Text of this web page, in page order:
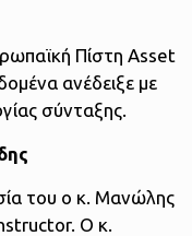
Πίστη Asset
ανέδειξε με
σύνταξης.
του ο κ. Μανώλης
Ο κ.